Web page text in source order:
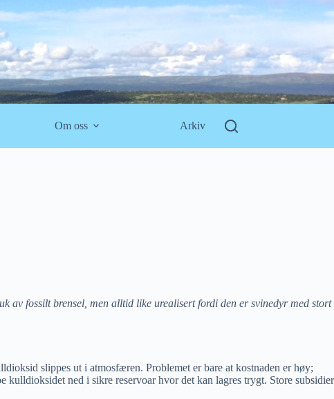
Om oss Arkiv
av fossilt brensel, men alltid like urealisert fordi den er svinedyr med stort
slippes ut i atmosfæren. Problemet er bare at kostnaden er høy;
kulldioksidet ned i sikre reservoar hvor det kan lagres trygt. Store subsidier